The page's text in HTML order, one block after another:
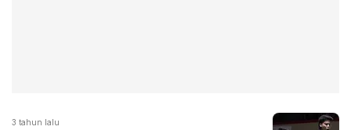
3 tahun lalu